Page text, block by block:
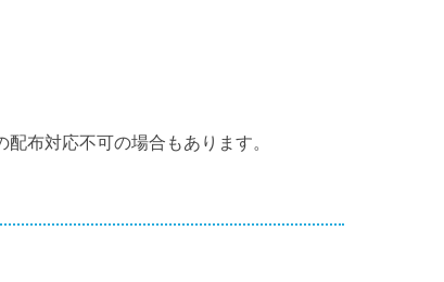
布対応不可の場合もあります。